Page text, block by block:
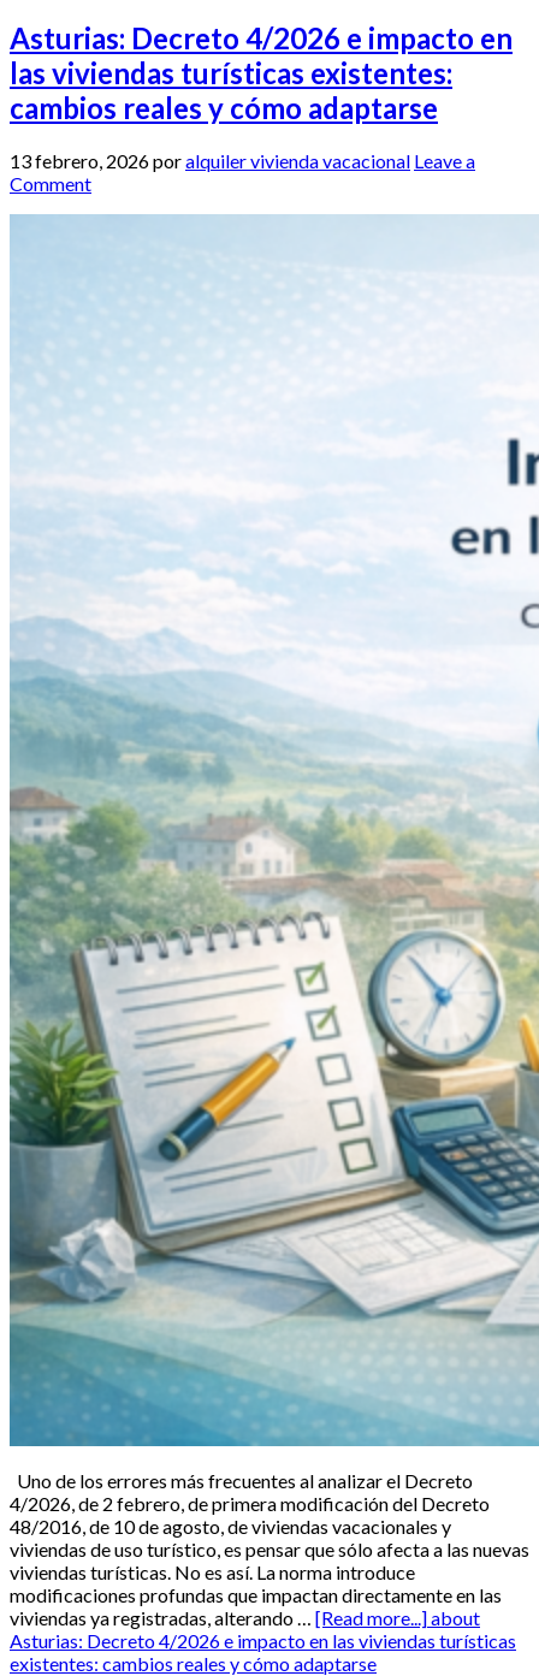
Asturias: Decreto 4/2026 e impacto en
las viviendas turísticas existentes:
cambios reales y cómo adaptarse
13 febrero, 2026poralquiler vivienda vacacional Leave a
Comment
Uno de los errores más frecuentes al analizar el Decreto
4/2026, de 2 febrero, de primera modificación del Decreto
48/2016, de 10 de agosto, de viviendas vacacionales y
viviendas de uso turístico, es pensar que sólo afecta a las nuevas
viviendas turísticas. No es así. La norma introduce
modificaciones profundas que impactan directamente en las
viviendas ya registradas, alterando … [Read more...]about
Asturias: Decreto 4/2026 e impacto en las viviendas turísticas
existentes: cambios reales y cómo adaptarse